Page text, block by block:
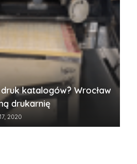
katalogów? Wrocław
drukarnię
2020